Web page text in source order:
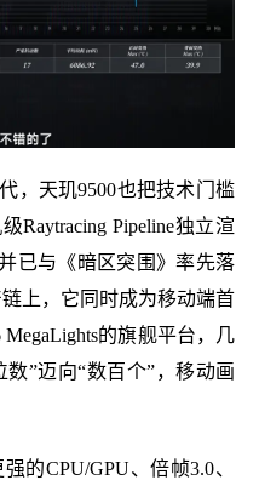
，天玑9500也把技术门槛
Raytracing Pipeline独立渲
已与《暗区突围》率先落
上，它同时成为移动端首
的旗舰平台，几
”迈向“数百个”，移动画
CPU/GPU、倍帧3.0、